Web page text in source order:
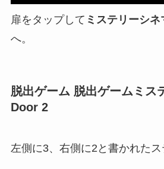
扉をタップして ミステリーシネ
へ。
脱出ゲーム 脱出ゲームミス
Door 2
左側に3、右側に2と書かれたス